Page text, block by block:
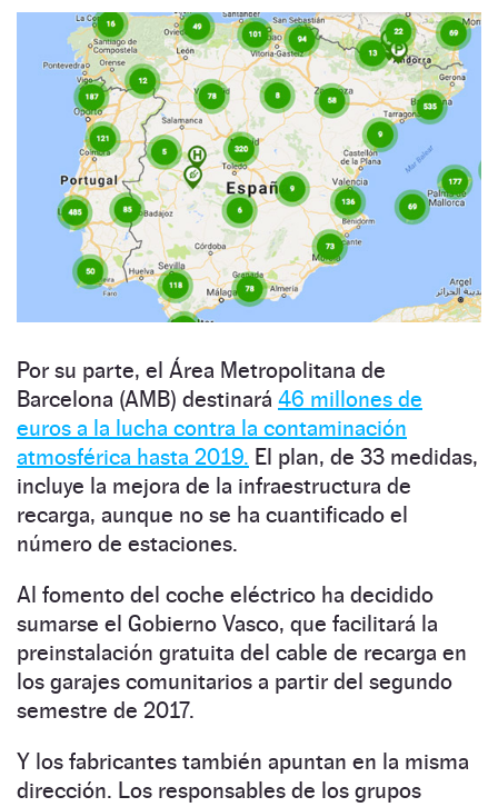
Por su parte, el Área Metropolitana de
Barcelona (AMB) destinará 46 millones de
euros a la lucha contra la contaminación
atmosférica hasta 2019. El plan, de 33 medidas,
incluye la mejora de la infraestructura de
recarga, aunque no se ha cuantificado el
número de estaciones.
Al fomento del coche eléctrico ha decidido
sumarse el Gobierno Vasco, que facilitará la
preinstalación gratuita del cable de recarga en
los garajes comunitarios a partir del segundo
semestre de 2017.
Y los fabricantes también apuntan en la misma
dirección. Los responsables de los grupos